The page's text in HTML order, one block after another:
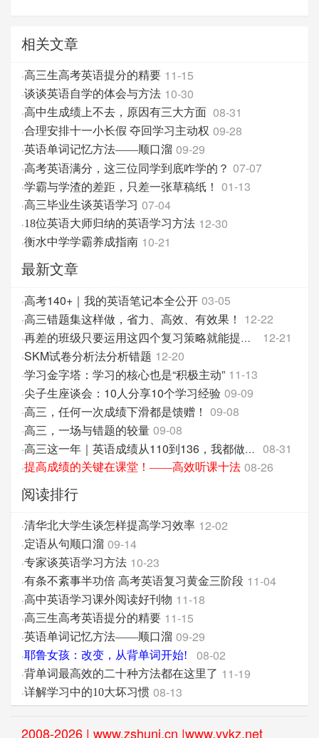
相关文章
·高三生高考英语提分的精要 11-15
·谈谈英语自学的体会与方法 10-30
·高中生成绩上不去，原因有三大方面 08-31
·合理安排十一小长假 夺回学习主动权 09-28
·英语单词记忆方法——顺口溜 09-29
·高考英语满分，这三位同学到底咋学的？ 07-07
·学霸与学渣的差距，只差一张草稿纸！ 01-13
·高三毕业生谈英语学习 07-04
·18位英语大师归纳的英语学习方法 12-30
·衡水中学学霸养成指南 10-21
最新文章
·高考140+｜我的英语笔记本全公开 03-05
·高三错题集这样做，省力、高效、有效果！ 12-22
· 再差的班级只要运用这四个复习策略就能提高班级成绩 12-21
·SKM试卷分析法分析错题 12-20
·学习金字塔：学习的核心也是“积极主动” 11-13
·尖子生座谈会：10人分享10个学习经验 09-09
·高三，任何一次成绩下滑都是馈赠！ 09-08
·高三，一场与错题的较量 09-08
· 高三这一年｜英语成绩从110到136，我都做对了什么… 08-31
·提高成绩的关键在课堂！——高效听课十法 08-26
阅读排行
·清华北大学生谈怎样提高学习效率 12-02
·定语从句顺口溜 09-14
·专家谈英语学习方法 10-23
·有条不紊事半功倍 高考英语复习黄金三阶段 11-04
·高中英语学习课外阅读好刊物 11-18
·高三生高考英语提分的精要 11-15
·英语单词记忆方法——顺口溜 09-29
·耶鲁女孩：改变，从背单词开始! 08-02
·背单词最高效的二十种方法都在这里了 11-19
·详解学习中的10大坏习惯 08-13
2008-2026 | www.zshunj.cn |www.yykz.net